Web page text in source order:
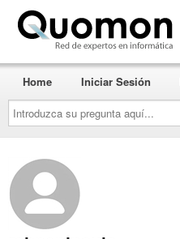
Introduzca
su
pregunta
aquí...
Home Iniciar Sesión